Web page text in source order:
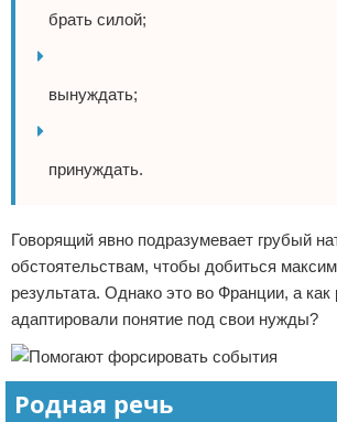
брать силой;
вынуждать;
принуждать.
Говорящий явно подразумевает грубый
обстоятельствам, чтобы добиться
результата. Однако это во Франции, а
адаптировали понятие под свои нужды?
Родная речь